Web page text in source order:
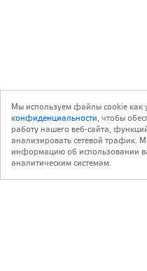
с 20
Мы используем файлы cookie как
конфиденциальности, чтобы
работу нашего веб-сайта,
анализировать сетевой трафик.
информацию об использовании
аналитическим системам.